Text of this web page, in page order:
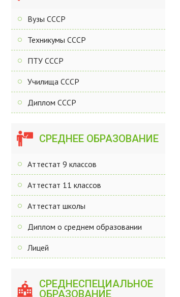
Вузы СССР
Техникумы СССР
ПТУ СССР
Училища СССР
Диплом СССР
СРЕДНЕЕ ОБРАЗОВАНИЕ
Аттестат 9 классов
Аттестат 11 классов
Аттестат школы
Диплом о среднем образовании
Лицей
СРЕДНЕСПЕЦИАЛЬНОЕ
ОБРАЗОВАНИЕ